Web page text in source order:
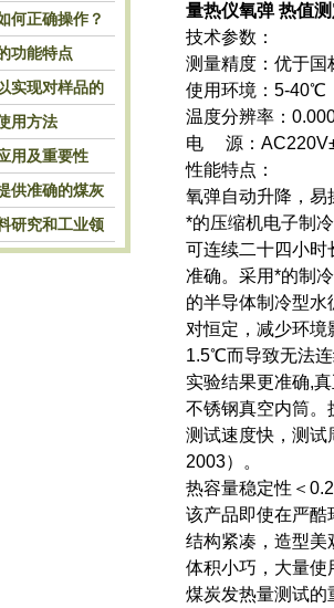
何正确操作？
功能特点
实现对样品的
用方法
用及重要性
供准确的煤灰
研究和工业领
量热仪氧弹 热值
技术参数：
测量精度：优于国
使用环境：5-40℃
温度分辨率：
电 源：
性能特点：
氧弹自动升降，易
*的压缩机电子制
可连续二十四小时
准确。采用*的制
的半导体制冷型
对恒定，减少环
1.5℃而导致无法
实验结果更准确,
不锈钢真空内筒。
测试速度快，测试
2003）。
热容量稳定性＜
该产品即使在严酷
结构紧凑，造型美
体积小巧，大量使
煤炭发热量测试的